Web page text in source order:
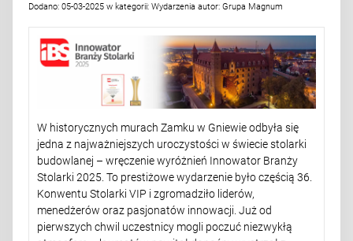
Dodano: 05-03-2025 w kategorii: Wydarzenia autor: Grupa Magnum
W historycznych murach Zamku w Gniewie odbyła się
jedna z najważniejszych uroczystości w świecie stolarki
budowlanej – wręczenie wyróżnień Innowator Branży
Stolarki 2025. To prestiżowe wydarzenie było częścią 36.
Konwentu Stolarki VIP i zgromadziło liderów,
menedżerów oraz pasjonatów innowacji. Już od
pierwszych chwil uczestnicy mogli poczuć niezwykłą